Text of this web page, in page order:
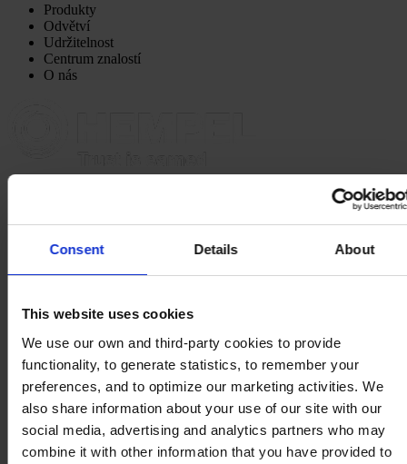
Consent Details About
This website uses cookies
We use our own and third-party cookies to provide
functionality, to generate statistics, to remember your
preferences, and to optimize our marketing activities. We
also share information about your use of our site with our
social media, advertising and analytics partners who may
combine it with other information that you have provided to
Produkty
Odvětví
Udržitelnost
Centrum znalostí
O nás
Hempel (Czech Republic) s.r.o.
619 00 Brno
Mapa
KONTAKTUJTE NÁS
Tel:+420 545 423 619
Mail:general.cz@hempel.com